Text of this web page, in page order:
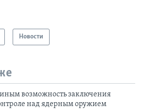
Новости
возможность заключения
над ядерным оружием